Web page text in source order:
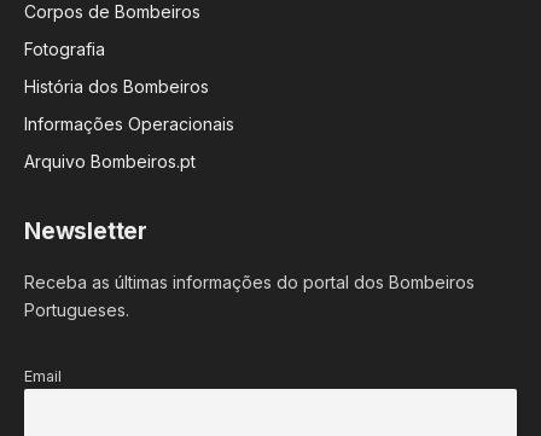
Corpos de Bombeiros
Fotografia
História dos Bombeiros
Informações Operacionais
Arquivo Bombeiros.pt
Newsletter
Receba as últimas informações do portal dos Bombeiros
Portugueses.
Email